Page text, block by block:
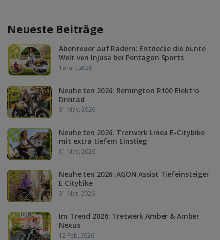
Neueste Beiträge
Abenteuer auf Rädern: Entdecke die bunte
Welt von Injusa bei Pentagon Sports
19 Jun, 2026
Neuheiten 2026: Remington R100 Elektro
Dreirad
31 May, 2026
Neuheiten 2026: Tretwerk Linea E-Citybike
mit extra tiefem Einstieg
01 May, 2026
Neuheiten 2026: AGON Assist Tiefeinsteiger
E Citybike
31 Mar, 2026
Im Trend 2026: Tretwerk Amber & Amber
Nexus
12 Feb, 2026